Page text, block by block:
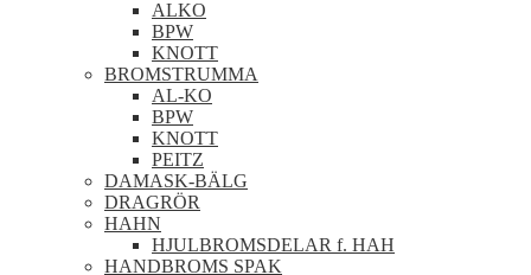
ALKO
BPW
KNOTT
BROMSTRUMMA
AL-KO
BPW
KNOTT
PEITZ
DAMASK-BÄLG
DRAGRÖR
HAHN
HJULBROMSDELAR f. HAH
HANDBROMS SPAK